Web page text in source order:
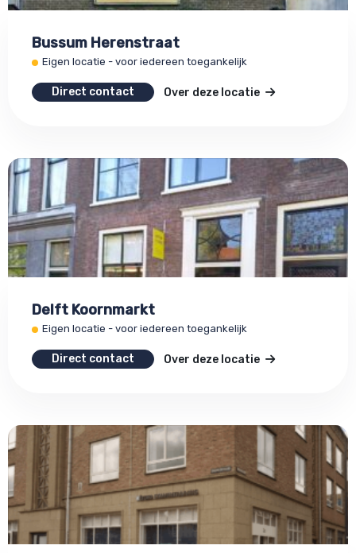
Bussum Herenstraat
Eigen locatie - voor iedereen toegankelijk
Direct contact Over deze locatie
Delft Koornmarkt
Eigen locatie - voor iedereen toegankelijk
Direct contact Over deze locatie